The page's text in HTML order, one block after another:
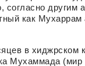
согласно
как
в
Мухаммада (мир